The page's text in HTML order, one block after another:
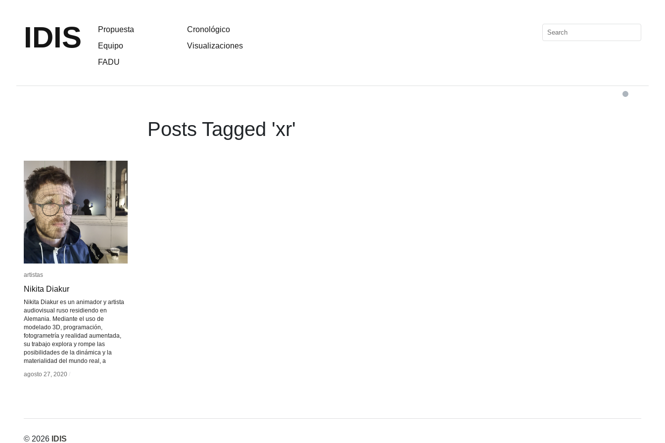
IDIS
Propuesta
Equipo
FADU
Cronológico
Visualizaciones
Posts Tagged 'xr'
artistas
Nikita Diakur
Nikita Diakur es un animador y artista
audiovisual ruso residiendo en
Alemania. Mediante el uso de
modelado 3D, programación,
fotogrametría y realidad aumentada,
su trabajo explora y rompe las
posibilidades de la dinámica y la
materialidad del mundo real, a
agosto 27, 2020 /
artistas
Nikita Diakur
agosto 27, 2020 /
© 2026 IDIS